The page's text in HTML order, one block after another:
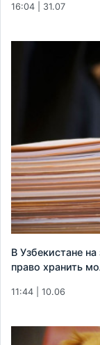
16:04 | 31.07
В Узбекистане
право хранить
11:44 | 10.06